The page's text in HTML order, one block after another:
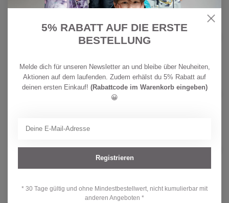
MINYMO
Minymo Mädchen T-Shirt
Raindrops on Roses
32,90
REIMA
Reima Kinder BugProof T-shirt
CHF
34,90
Protest Mädchen Bikini PRTAline
5% RABATT AUF DIE ERSTE
BESTELLUNG
Melde dich für unseren Newsletter an und bleibe über Neuheiten,
Aktionen auf dem laufenden. Zudem erhälst du 5% Rabatt auf
deinen ersten Einkauf! (Rabattcode im Warenkorb eingeben)
😀
Registrieren
* 30 Tage gültig und ohne Mindestbestellwert, nicht kumulierbar mit
anderen Angeboten *